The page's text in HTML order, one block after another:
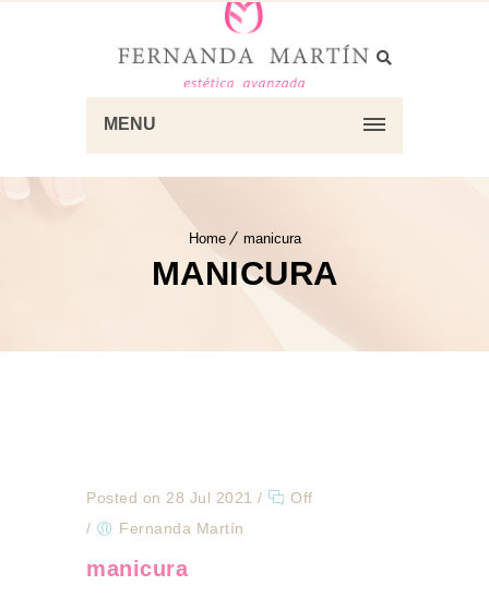
MENU
Home manicura
MANICURA
Posted on 28 Jul 2021 /
Off
/
Fernanda Martín
manicura